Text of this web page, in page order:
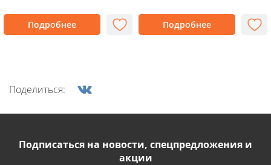
Подробнее Подробнее
Поделиться:
Подписаться на новости, спецпредложения и
акции